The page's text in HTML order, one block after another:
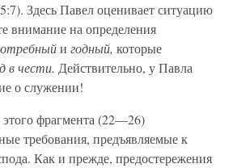
Здесь Павел оценивает ситуацию
внимание на определения
и годный, которые
в чести. Действительно, у Павла
о служении!
фрагмента (22—26)
требования, предъявляемые к
Как и прежде, предостережения